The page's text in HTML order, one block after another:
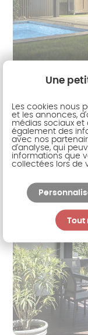
Une
Les cookies nous
et les annonces,
médias sociaux et
également des
avec nos
d'analyse, qui
informations que
collectées lors de
Tout